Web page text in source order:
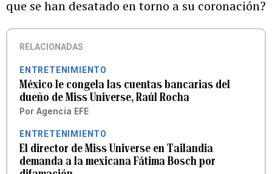
que se han desatado en torno a su coronación?
RELACIONADAS
ENTRETENIMIENTO
México le congela las cuentas bancarias del
dueño de Miss Universe, Raúl Rocha
Por Agencia EFE
ENTRETENIMIENTO
El director de Miss Universe en Tailandia
demanda a la mexicana Fátima Bosch por